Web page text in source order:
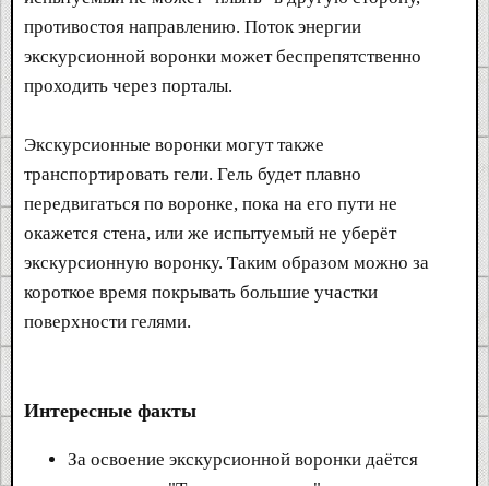
противостоя направлению. Поток энергии
экскурсионной воронки может беспрепятственно
проходить через порталы.
Экскурсионные воронки могут также
транспортировать гели. Гель будет плавно
передвигаться по воронке, пока на его пути не
окажется стена, или же испытуемый не уберёт
экскурсионную воронку. Таким образом можно за
короткое время покрывать большие участки
поверхности гелями.
Интересные факты
За освоение экскурсионной воронки даётся